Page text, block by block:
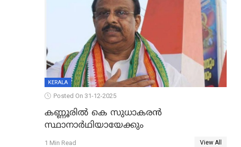
KERALA
Posted On 31-12-2025
കണ്ണൂരിൽ കെ സുധാകരൻ
സ്ഥാനാർഥിയായേക്കും
1 Min Read View All